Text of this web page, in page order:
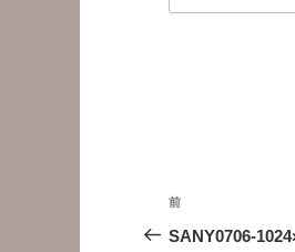
投
稿
前
の
前
SANY0706-